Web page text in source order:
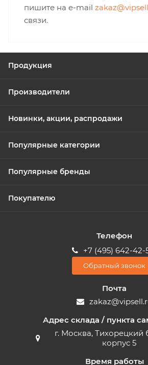
пишите на e-mail
связи.
Продукция
Производители
Новинки, акции, распродажи
Популярные категории
Популярные бренды
Покупателю
Телефон
+7 (495) 642-42-
Обратный звонок
Почта
Адрес склада / пункта
г. Москва, Тихорецкий
корпус 5
Время работы